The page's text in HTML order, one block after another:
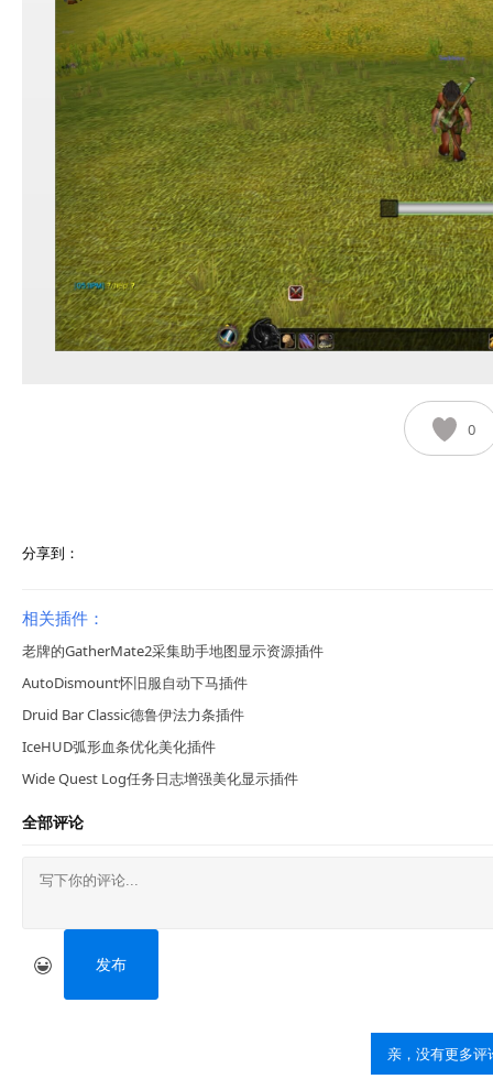
0
分享到：
相关插件：
老牌的GatherMate2采集助手地图显示资源插件
AutoDismount怀旧服自动下马插件
Druid Bar Classic德鲁伊法力条插件
IceHUD弧形血条优化美化插件
Wide Quest Log任务日志增强美化显示插件
全部评论
发布
亲，没有更多评